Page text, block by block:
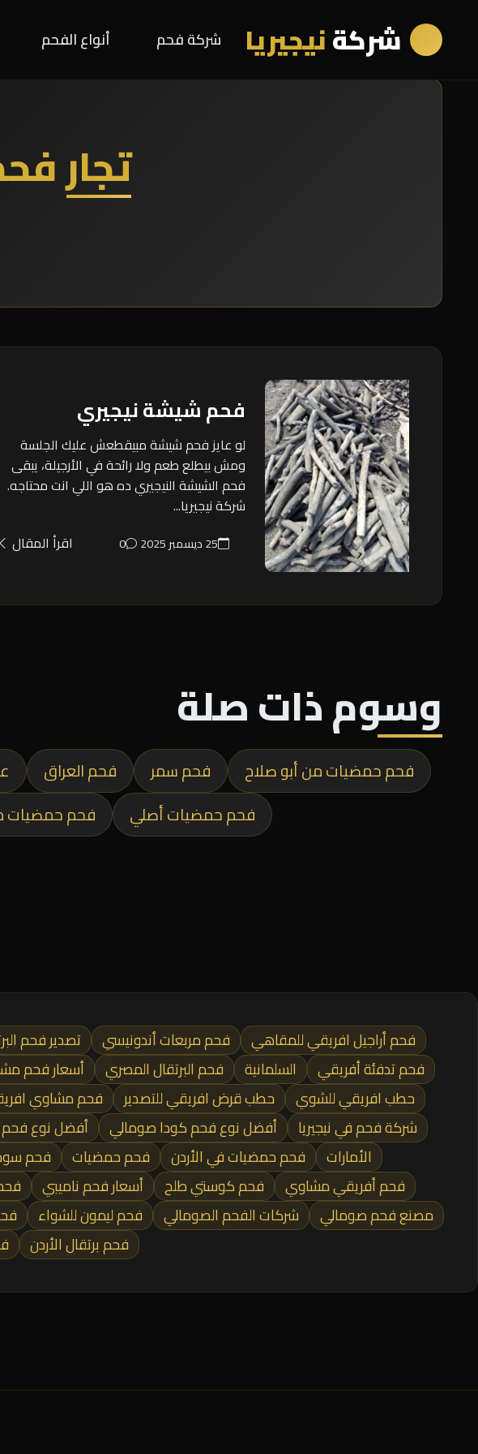
شركةنيجيريا شركة فحم أنواع الفحم
تجار
فحم شيشة نيجيري
لو عايز فحم شيشة مبيقطعش عليك الجلسة
ومش بيطلع طعم ولا رائحة في الأرجيلة، يبقى
فحم الشيشة النيجيري ده هو اللي انت محتاجه.
شركة نيجيريا...
25 ديسمبر 2025 0 اقرأ المقال
وسوم ذات صلة
فحم حمضيات من أبو صلاح فحم سمر فحم العراق
فحم حمضيات أصلي
فحم حمضيات
فحم أراجيل افريقي للمقاهي فحم مربعات أندونيسي تصدير فحم
فحم تدفئة أفريقي
السلمانية فحم البرتقال المصري أسعار فحم
حطب افريقي للشوي
حطب قرض افريقي للتصدير فحم مشاوي
شركة فحم في نيجيريا
أفضل نوع فحم كودا صومالي أفضل نوع فحم
الأمارات
فحم حمضيات في الأردن فحم حمضيات فحم
فحم أفريقي مشاوي
فحم كوستي طلح أسعار فحم ناميبي
مصنع فحم صومالي
شركات الفحم الصومالي فحم ليمون للشواء
فحم برتقال الأردن